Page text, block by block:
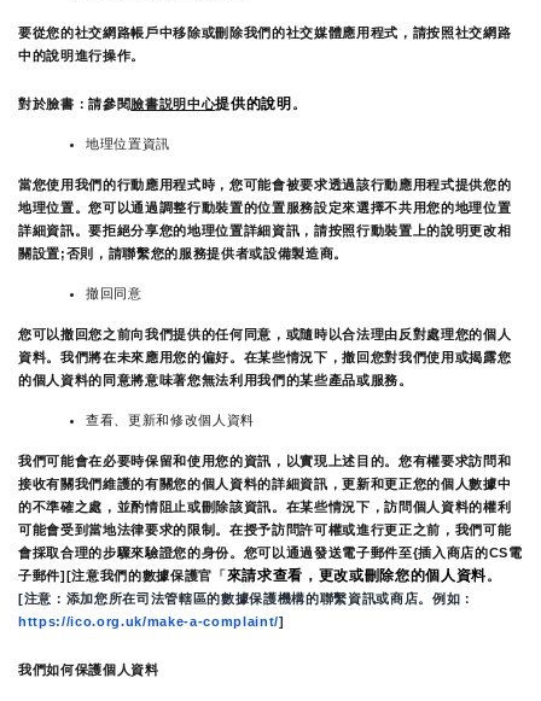
要從您的社交網路帳戶中移除或刪除我們的社交媒體應用程式，請按照社交網路
中的說明進行操作。
對於臉書：請參閱臉書説明中心提供的說明 。
地理位置資訊
當您使用我們的行動應用程式時，您可能會被要求透過該行動應用程式提供您的
地理位置。您可以通過調整行動裝置的位置服務設定來選擇不共用您的地理位置
詳細資訊。要拒絕分享您的地理位置詳細資訊，請按照行動裝置上的說明更改相
關設置;否則，請聯繫您的服務提供者或設備製造商。
撤回同意
您可以撤回您之前向我們提供的任何同意，或隨時以合法理由反對處理您的個人
資料。我們將在未來應用您的偏好。在某些情況下，撤回您對我們使用或揭露您
的個人資料的同意將意味著您無法利用我們的某些產品或服務。
查看、更新和修改個人資料
我們可能會在必要時保留和使用您的資訊，以實現上述目的。您有權要求訪問和
接收有關我們維護的有關您的個人資料的詳細資訊，更新和更正您的個人數據中
的不準確之處，並酌情阻止或刪除該資訊。在某些情況下，訪問個人資料的權利
可能會受到當地法律要求的限制。在授予訪問許可權或進行更正之前，我們可能
會採取合理的步驟來驗證您的身份。您可以通過發送電子郵件至{插入商店的CS電
子郵件][注意我們的數據保護官「來請求查看，更改或刪除您的個人資料。
[注意：添加您所在司法管轄區的數據保護機構的聯繫資訊或商店。例如：
https://ico.org.uk/make-a-complaint/]
我們如何保護個人資料